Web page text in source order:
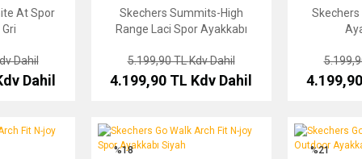
At Spor
Dahil
Dahil
Skechers Summits-High
Range Laci Spor Ayakkabı
5.199,90 TLKdv Dahil
4.199,90 TL Kdv Dahil
Skechers
N-joy Spor Ayakkabı BejSkechers Go Walk Arch Fit N-joy Spor Ayakkabı Siyah
%18
Skechers Go
%21